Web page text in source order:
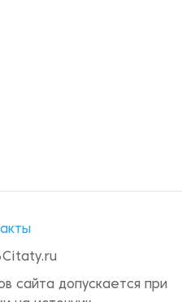
сайта допускается при